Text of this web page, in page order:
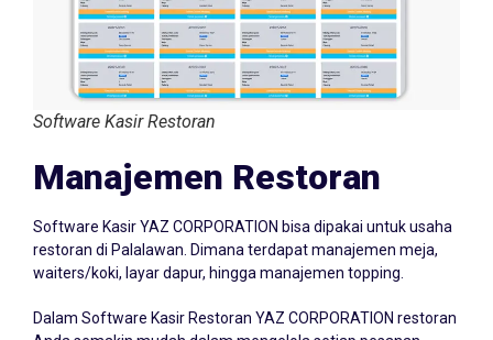
Software Kasir Restoran
Manajemen Restoran
restoran di Palalawan. Dimana terdapat manajemen meja,
waiters/koki, layar dapur, hingga manajemen topping.
Anda semakin mudah dalam mengelola setiap pesanan.